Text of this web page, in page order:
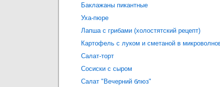
Баклажаны пикантные
Уха-пюре
Лапша с грибами (холостятский рецепт)
Картофель с луком и сметаной в
Салат-торт
Сосиски с сыром
Салат "Вечерний блюз"